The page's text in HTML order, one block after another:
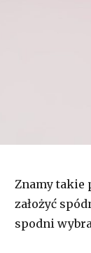
Znamy takie
założyć
spodni